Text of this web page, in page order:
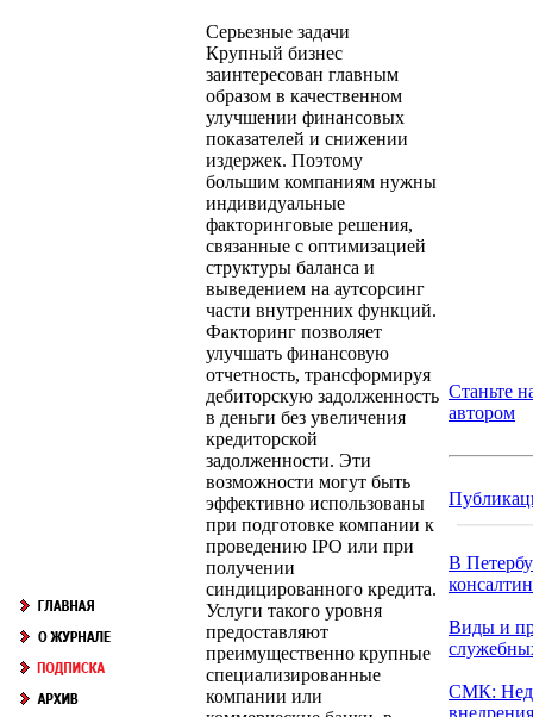
Серьезные задачи
Крупный бизнес
заинтересован главным
образом в качественном
улучшении финансовых
показателей и снижении
издержек. Поэтому
большим компаниям нужны
индивидуальные
факторинговые решения,
связанные с оптимизацией
структуры баланса и
выведением на аутсорсинг
части внутренних функций.
Факторинг позволяет
улучшать финансовую
отчетность, трансформируя
дебиторскую задолженность
в деньги без увеличения
кредиторской
задолженности. Эти
возможности могут быть
эффективно использованы
при подготовке компании к
проведению IPO или при
получении
синдицированного кредита.
Услуги такого уровня
предоставляют
преимущественно крупные
специализированные
компании или
Станьте
автором
В
Виды и
СМК: